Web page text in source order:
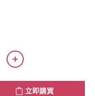
立即購買